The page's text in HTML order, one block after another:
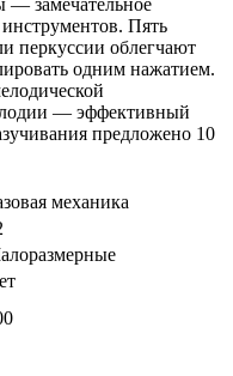
Пять
перкуссии облегчают
одним нажатием.
— эффективный
предложено 10
механика